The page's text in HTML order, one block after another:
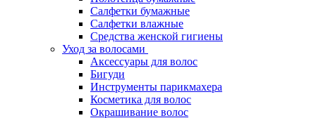
Салфетки бумажные
Салфетки влажные
Средства женской гигиены
Уход за волосами
Аксессуары для волос
Бигуди
Инструменты парикмахера
Косметика для волос
Окрашивание волос